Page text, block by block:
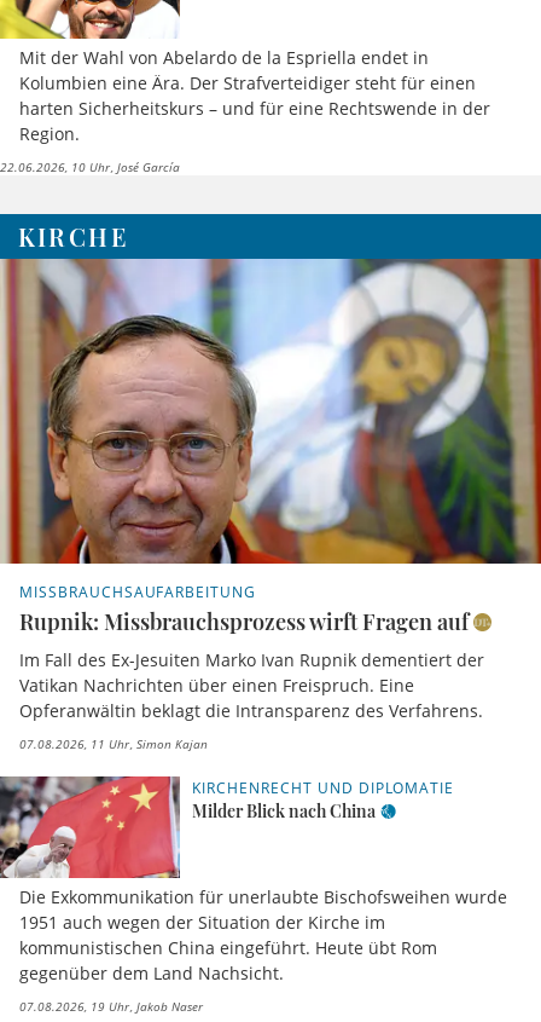
Mit der Wahl von Abelardo de la Espriella endet in
Kolumbien eine Ära. Der Strafverteidiger steht für einen
harten Sicherheitskurs – und für eine Rechtswende in der
Region.
22.06.2026, 10 Uhr José García
KIRCHE
MISSBRAUCHSAUFARBEITUNG
Rupnik: Missbrauchsprozess wirft Fragen auf
Im Fall des Ex-Jesuiten Marko Ivan Rupnik dementiert der
Vatikan Nachrichten über einen Freispruch. Eine
Opferanwältin beklagt die Intransparenz des Verfahrens.
07.08.2026, 11 Uhr Simon Kajan
KIRCHENRECHT UND DIPLOMATIE
Milder Blick nach China
Die Exkommunikation für unerlaubte Bischofsweihen wurde
1951 auch wegen der Situation der Kirche im
kommunistischen China eingeführt. Heute übt Rom
gegenüber dem Land Nachsicht.
07.08.2026, 19 Uhr Jakob Naser